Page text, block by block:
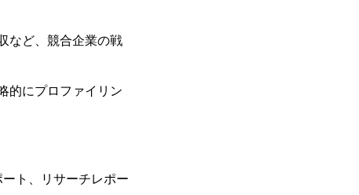
など、競合企業の戦
的にプロファイリン
ト、リサーチレポー